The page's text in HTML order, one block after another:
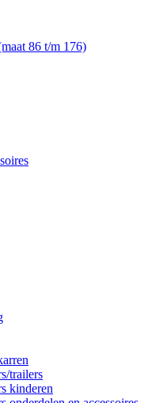
86 t/m 176)
trailers
kinderen